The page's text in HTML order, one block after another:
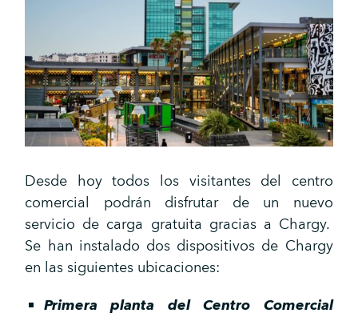
Desde hoy todos los visitantes del centro
comercial podrán disfrutar de un nuevo
servicio de carga gratuita gracias a Chargy.
Se han instalado dos dispositivos de Chargy
en las siguientes ubicaciones:
Primera planta del Centro Comercial